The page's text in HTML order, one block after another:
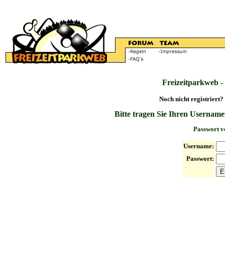
Freizeitparkweb
Noch nicht registriert?
Bitte tragen Sie Ihren
Passwort
Username:
Passwort: